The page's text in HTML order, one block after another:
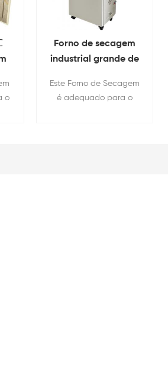
o
Forno de secagem
industrial grande de
para eletrodo de
Este Forno de Secagem
é adequado para o